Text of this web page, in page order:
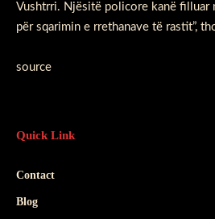
Vushtrri. Njësitë policore kanë filluar
për sqarimin e rrethanave të rastit”,
source
Quick Link
Contact
Blog